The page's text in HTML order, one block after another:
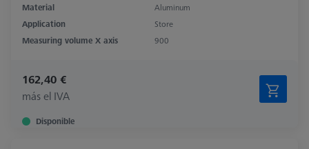
Material
Aluminum
Application
Store
Measuring volume X axis
900
162,40 €
más el IVA
Disponible